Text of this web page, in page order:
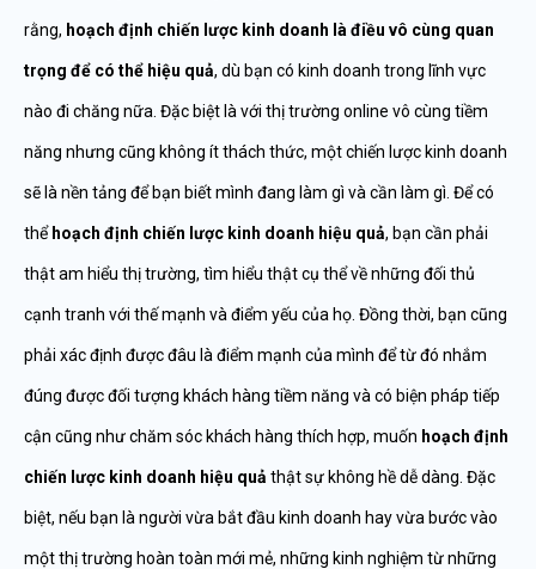
rằng, hoạch định chiến lược kinh doanh là điều vô cùng quan
trọng để có thể hiệu quả, dù bạn có kinh doanh trong lĩnh vực
nào đi chăng nữa. Đặc biệt là với thị trường online vô cùng tiềm
năng nhưng cũng không ít thách thức, một chiến lược kinh doanh
sẽ là nền tảng để bạn biết mình đang làm gì và cần làm gì. Để có
thể hoạch định chiến lược kinh doanh hiệu quả, bạn cần phải
thật am hiểu thị trường, tìm hiểu thật cụ thể về những đối thủ
cạnh tranh với thế mạnh và điểm yếu của họ. Đồng thời, bạn cũng
phải xác định được đâu là điểm mạnh của mình để từ đó nhắm
đúng được đối tượng khách hàng tiềm năng và có biện pháp tiếp
cận cũng như chăm sóc khách hàng thích hợp, muốn hoạch định
chiến lược kinh doanh hiệu quả thật sự không hề dễ dàng. Đặc
biệt, nếu bạn là người vừa bắt đầu kinh doanh hay vừa bước vào
một thị trường hoàn toàn mới mẻ, những kinh nghiệm từ những